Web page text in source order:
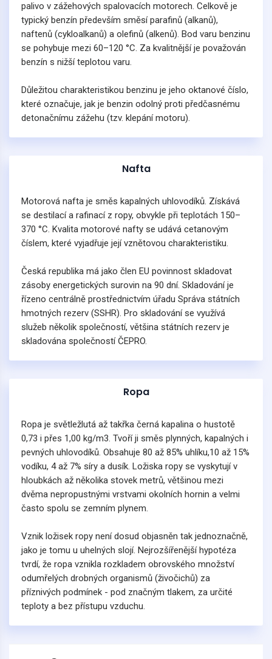
palivo v zážehových spalovacích motorech. Celkově je
typický benzín především směsí parafinů (alkanů),
naftenů (cykloalkanů) a olefinů (alkenů). Bod varu benzinu
se pohybuje mezi 60–120 °C. Za kvalitnější je považován
benzín s nižší teplotou varu.
Důležitou charakteristikou benzinu je jeho oktanové číslo,
které označuje, jak je benzin odolný proti předčasnému
detonačnímu zážehu (tzv. klepání motoru).
Nafta
Motorová nafta je směs kapalných uhlovodíků. Získává
se destilací a rafinací z ropy, obvykle při teplotách 150–
370 °C. Kvalita motorové nafty se udává cetanovým
číslem, které vyjadřuje její vznětovou charakteristiku.
Česká republika má jako člen EU povinnost skladovat
zásoby energetických surovin na 90 dní. Skladování je
řízeno centrálně prostřednictvím úřadu Správa státních
hmotných rezerv (SSHR). Pro skladování se využívá
služeb několik společností, většina státních rezerv je
skladována společností ČEPRO.
Ropa
Ropa je světležlutá až takřka černá kapalina o hustotě
0,73 i přes 1,00 kg/m3. Tvoří ji směs plynných, kapalných i
pevných uhlovodíků. Obsahuje 80 až 85% uhlíku,10 až 15%
vodíku, 4 až 7% síry a dusík. Ložiska ropy se vyskytují v
hloubkách až několika stovek metrů, většinou mezi
dvěma nepropustnými vrstvami okolních hornin a velmi
často spolu se zemním plynem.
Vznik ložisek ropy není dosud objasněn tak jednoznačně,
jako je tomu u uhelných slojí. Nejrozšířenější hypotéza
tvrdí, že ropa vznikla rozkladem obrovského množství
odumřelých drobných organismů (živočichů) za
příznivých podmínek - pod značným tlakem, za určité
teploty a bez přístupu vzduchu.